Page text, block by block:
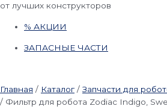
от лучших конструкторов
% АКЦИИ
ЗАПАСНЫЕ ЧАСТИ
Главная / Каталог / Запчасти для
/ Фильтр для робота Zodiac Indigo,